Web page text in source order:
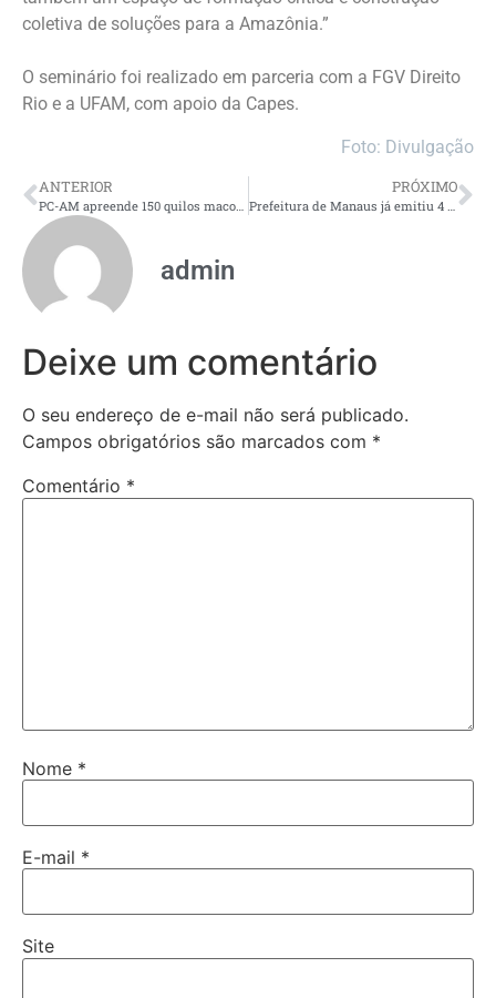
coletiva de soluções para a Amazônia.”
O seminário foi realizado em parceria com a FGV Direito
Rio e a UFAM, com apoio da Capes.
Foto: Divulgação
ANTERIOR
PC-AM apreende 150 quilos maconha tipo skunk em casa na comunidade Grande Vitória
PRÓXIMO
Prefeitura de Manaus já emitiu 4 mil metros quadrados com novo Alvará de Construção Mais Fácil
admin
Deixe um comentário
O seu endereço de e-mail não será publicado.
Campos obrigatórios são marcados com *
Comentário *
Nome *
E-mail *
Site